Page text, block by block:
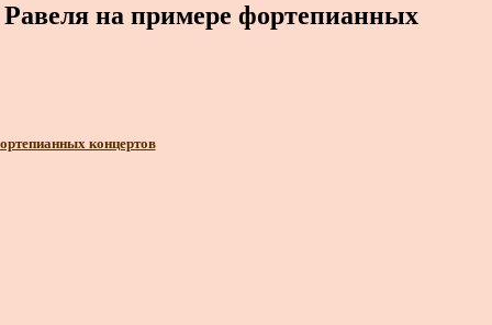
на примере фортепианных
концертов